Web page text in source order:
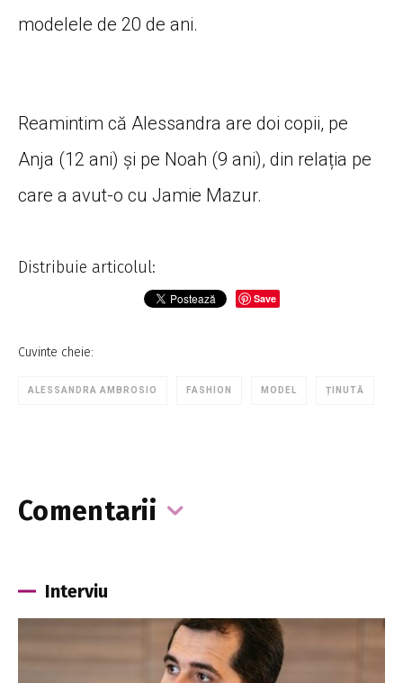
modelele de 20 de ani.
Reamintim că Alessandra are doi copii, pe
Anja (12 ani) și pe Noah (9 ani), din relația pe
care a avut-o cu Jamie Mazur.
Distribuie articolul:
Save
Cuvinte cheie:
ALESSANDRA AMBROSIO FASHION MODEL ȚINUTĂ
Comentarii
Interviu